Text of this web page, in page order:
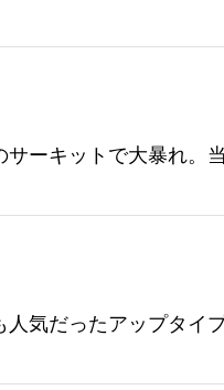
ーキットで大暴れ。
気だったアップタイ